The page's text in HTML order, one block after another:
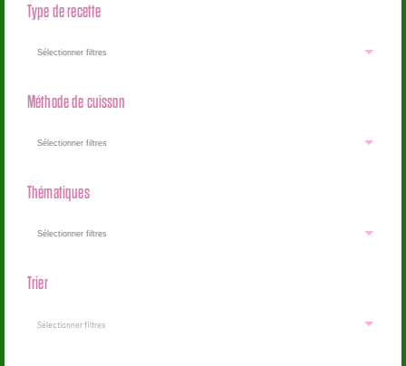
Type de recette
Méthode de cuisson
Thématiques
Trier
Sélectionner filtres